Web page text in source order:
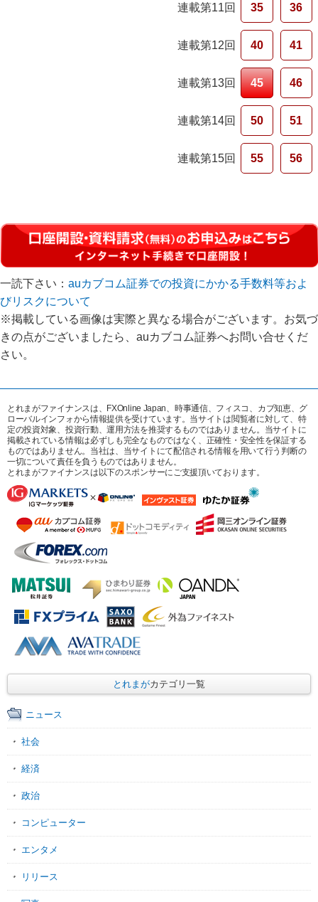
連載第11回 35 36
連載第12回 40 41
連載第13回 45 46
連載第14回 50 51
連載第15回 55 56
一読下さい： auカブコム証券での投資にかかる手数料等およ
びリスクについて
※掲載している画像は実際と異なる場合がございます。お気づ
きの点がございましたら、auカブコム証券へお問い合せくだ
さい。
とれまがファイナンスは、FXOnline Japan、時事通信、フィスコ、カブ知恵、グ
ローバルインフォから情報提供を受けています。当サイトは閲覧者に対して、特
定の投資対象、投資行動、運用方法を推奨するものではありません。当サイトに
掲載されている情報は必ずしも完全なものではなく、正確性・安全性を保証する
ものではありません。当社は、当サイトにて配信される情報を用いて行う判断の
一切について責任を負うものではありません。
とれまがファイナンスは以下のスポンサーにご支援頂いております。
とれまがカテゴリ一覧
ニュース
社会
経済
政治
コンピューター
エンタメ
リリース